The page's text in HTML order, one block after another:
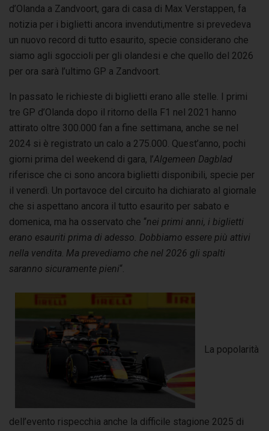
d’Olanda a Zandvoort, gara di casa di Max Verstappen, fa
notizia per i biglietti ancora invenduti,mentre si prevedeva
un nuovo record di tutto esaurito, specie considerano che
siamo agli sgoccioli per gli olandesi e che quello del 2026
per ora sarà l’ultimo GP a Zandvoort.
In passato le richieste di biglietti erano alle stelle. I primi
tre GP d’Olanda dopo il ritorno della F1 nel 2021 hanno
attirato oltre 300.000 fan a fine settimana, anche se nel
2024 si è registrato un calo a 275.000. Quest’anno, pochi
giorni prima del weekend di gara, l’Algemeen Dagblad
riferisce che ci sono ancora biglietti disponibili, specie per
il venerdì. Un portavoce del circuito ha dichiarato al giornale
che si aspettano ancora il tutto esaurito per sabato e
domenica, ma ha osservato che “nei primi anni, i biglietti
erano esauriti prima di adesso. Dobbiamo essere più attivi
nella vendita. Ma prevediamo che nel 2026 gli spalti
saranno sicuramente pieni“.
La popolarità
dell’evento rispecchia anche la difficile stagione 2025 di